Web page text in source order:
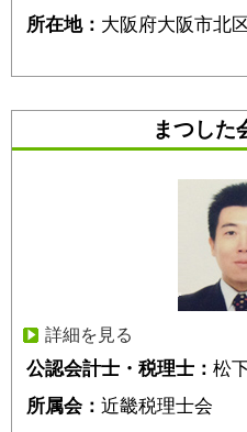
所在地： 大阪府大阪市北
まつした
詳細を見る
公認会計士・税理士： 松
所属会： 近畿税理士会